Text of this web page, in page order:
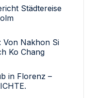
Städtereise
Von Nakhon Si
Ko Chang
in Florenz –